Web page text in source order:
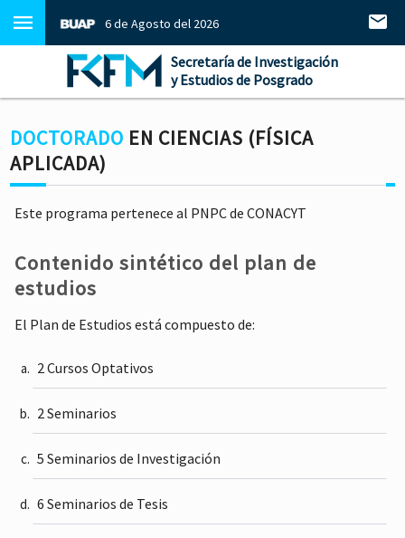
6 de Agosto del 2026
Secretaría de Investigación
y Estudios de Posgrado
DOCTORADO EN CIENCIAS (FÍSICA
APLICADA)
Este programa pertenece al PNPC de CONACYT
Contenido sintético del plan de
estudios
El Plan de Estudios está compuesto de:
2 Cursos Optativos
2 Seminarios
5 Seminarios de Investigación
6 Seminarios de Tesis